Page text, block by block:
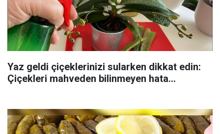
Yaz geldi çiçeklerinizi sularken dikkat edin:
Çiçekleri mahveden bilinmeyen hata...